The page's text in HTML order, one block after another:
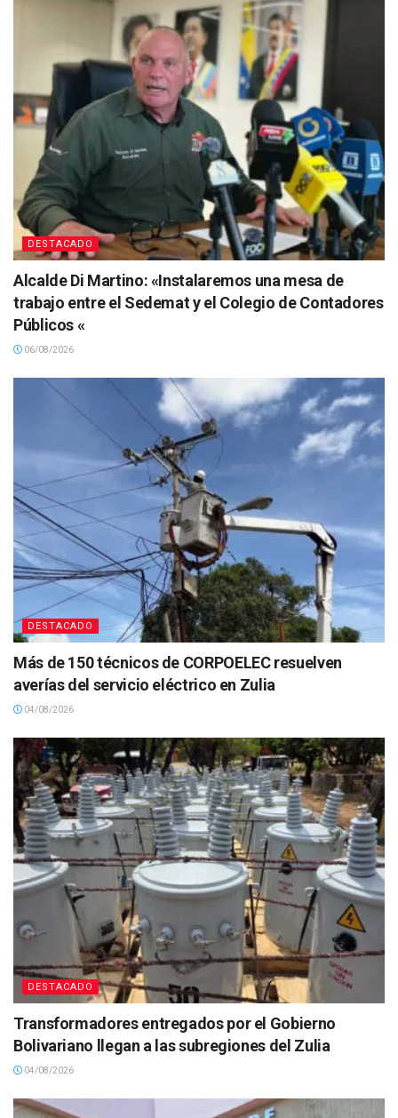
DESTACADO
Alcalde Di Martino: «Instalaremos una mesa de
trabajo entre el Sedemat y el Colegio de Contadores
Públicos «
06/08/2026
DESTACADO
Más de 150 técnicos de CORPOELEC resuelven
averías del servicio eléctrico en Zulia
04/08/2026
DESTACADO
Transformadores entregados por el Gobierno
Bolivariano llegan a las subregiones del Zulia
04/08/2026